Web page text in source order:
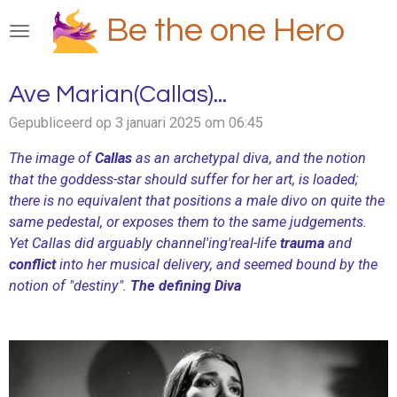
direct
de
hoofdinhoud
Be the one Hero
Ave Marian(Callas)...
Gepubliceerd op 3 januari 2025 om 06:45
The image ofCallas as an archetypal diva, and the notion
that the goddess-star should suffer for her art, is loaded;
there is no equivalent that positions a male divo on quite the
same pedestal, or exposes them to the same judgements.
Yet Callas did arguably channel'ing'real-life trauma and
conflictinto her musical delivery, and seemed bound by the
notion of "destiny". The defining Diva